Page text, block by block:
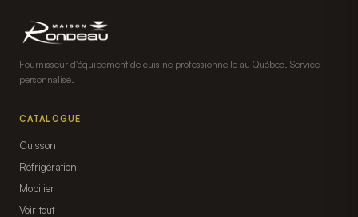
Fournisseur d'équipement de cuisine professionnelle au Québec. Service
personnalisé.
CATALOGUE
Cuisson
Réfrigération
Mobilier
Voir tout